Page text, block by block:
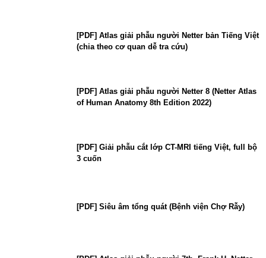
[PDF] Atlas giải phẫu người Netter bản Tiếng Việt
(chia theo cơ quan dễ tra cứu)
[PDF] Atlas giải phẫu người Netter 8 (Netter Atlas
of Human Anatomy 8th Edition 2022)
[PDF] Giải phẫu cắt lớp CT-MRI tiếng Việt, full bộ
3 cuốn
[PDF] Siêu âm tổng quát (Bệnh viện Chợ Rẫy)